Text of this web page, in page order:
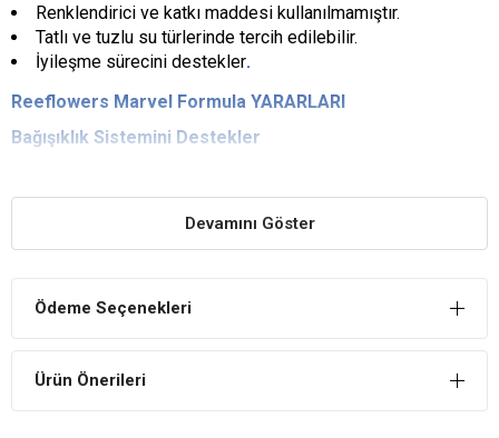
Renklendirici ve katkı maddesi kullanılmamıştır.
Tatlı ve tuzlu su türlerinde tercih edilebilir.
İyileşme sürecini destekler.
Reeflowers Marvel Formula YARARLARI
Bağışıklık Sistemini Destekler
hastalıklara sahip olma olasılıklarını minimize eder.
Tatlı ve Tuzlu Suda Tercih Edilebilir
sahiptir.
Devamını Göster
Ödeme Seçenekleri
Ürün Önerileri